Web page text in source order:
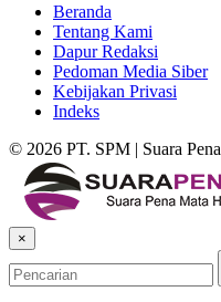
Beranda
Tentang Kami
Dapur Redaksi
Pedoman Media Siber
Kebijakan Privasi
Indeks
© 2026 PT. SPM | Suara
×